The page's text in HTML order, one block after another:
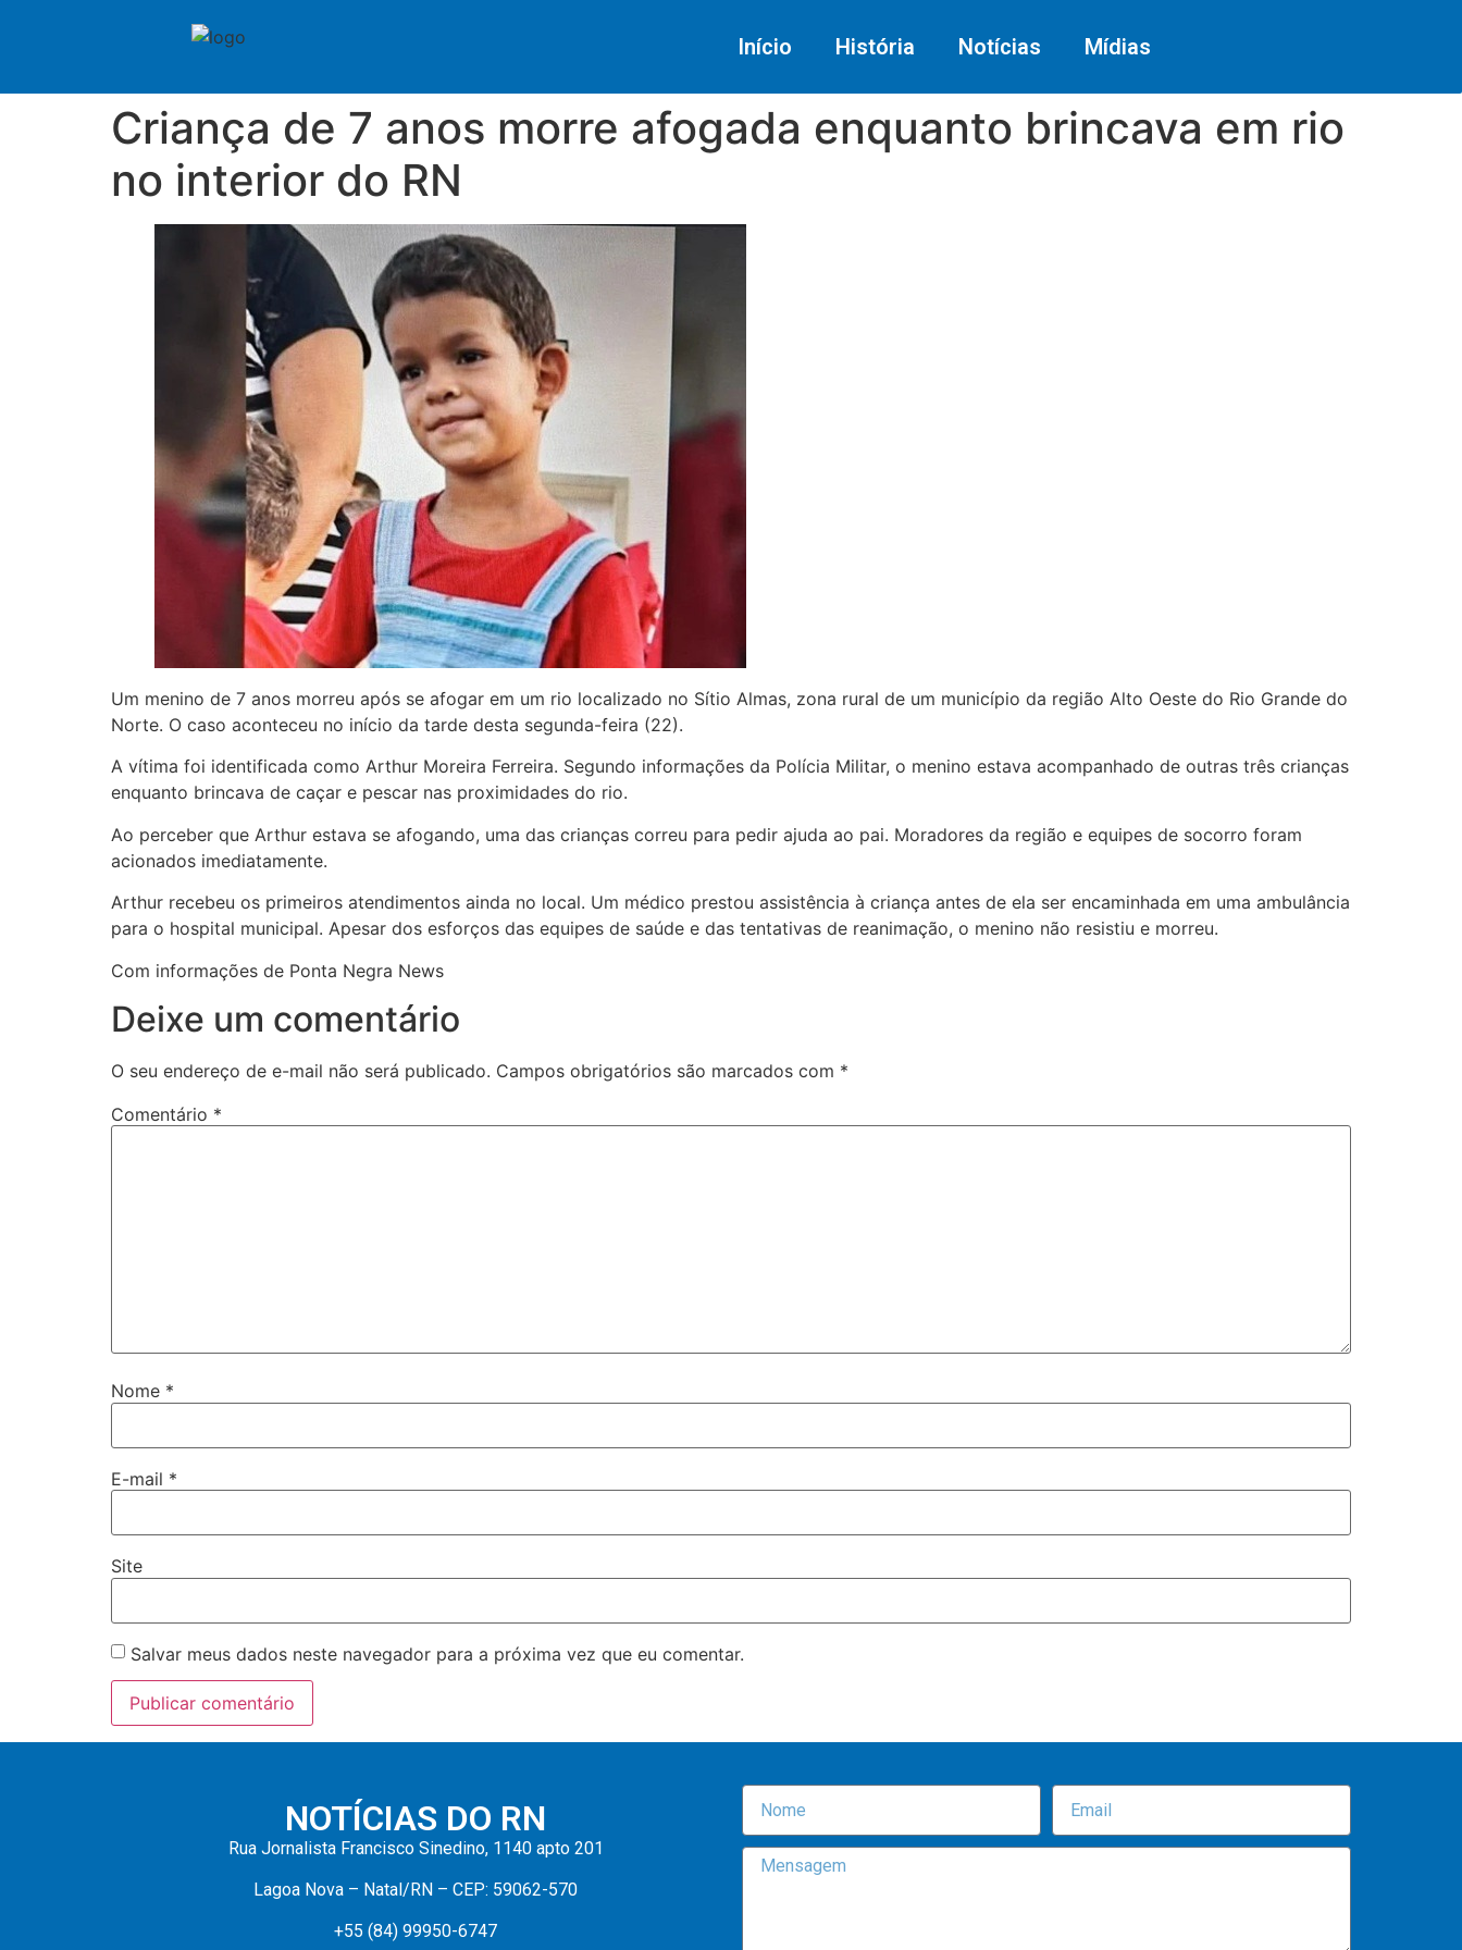
Início História Notícias Mídias
Criança de 7 anos morre afogada enquanto brincava em rio
no interior do RN
Um menino de 7 anos morreu após se afogar em um rio localizado no Sítio Almas, zona rural de um município da região Alto Oeste do Rio Grande do
Norte. O caso aconteceu no início da tarde desta segunda-feira (22).
A vítima foi identificada como Arthur Moreira Ferreira. Segundo informações da Polícia Militar, o menino estava acompanhado de outras três crianças
enquanto brincava de caçar e pescar nas proximidades do rio.
Ao perceber que Arthur estava se afogando, uma das crianças correu para pedir ajuda ao pai. Moradores da região e equipes de socorro foram
acionados imediatamente.
Arthur recebeu os primeiros atendimentos ainda no local. Um médico prestou assistência à criança antes de ela ser encaminhada em uma ambulância
para o hospital municipal. Apesar dos esforços das equipes de saúde e das tentativas de reanimação, o menino não resistiu e morreu.
Com informações de Ponta Negra News
Deixe um comentário
O seu endereço de e-mail não será publicado. Campos obrigatórios são marcados com *
Comentário *
Nome *
E-mail *
Site
Salvar meus dados neste navegador para a próxima vez que eu comentar.
NOTÍCIAS DO RN
Rua Jornalista Francisco Sinedino, 1140 apto 201
Lagoa Nova – Natal/RN – CEP: 59062-570
+55 (84) 99950-6747